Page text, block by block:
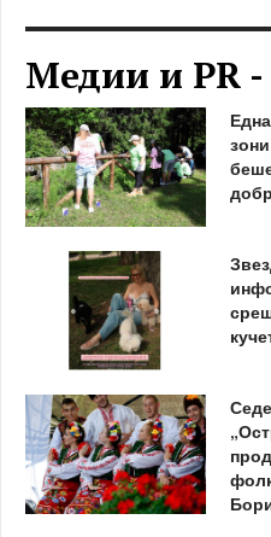
Медии и PR